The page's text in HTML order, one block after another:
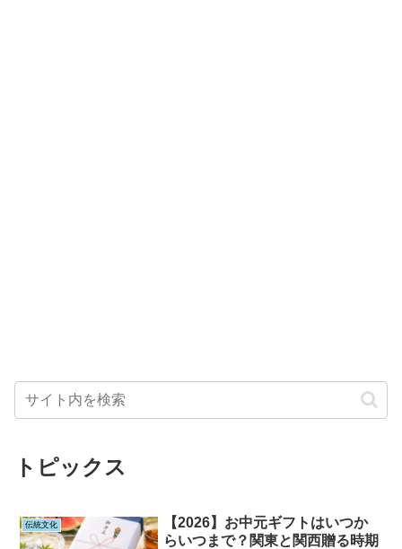
トピックス
伝統文化
【2026】お中元ギフトはいつか
らいつまで？関東と関西贈る時期